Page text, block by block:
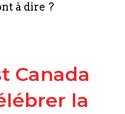
à dire ?
Canada
la